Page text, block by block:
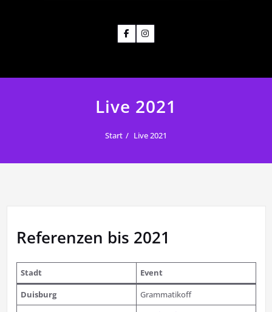
Live 2021
Start Live 2021
Referenzen bis 2021
Stadt
Event
Duisburg
Grammatikoff